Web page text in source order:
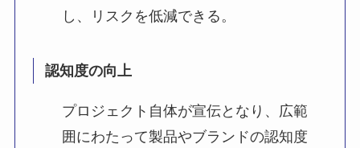
し、リスクを低減できる。
認知度の向上
プロジェクト自体が宣伝となり、広範
囲にわたって製品やブランドの認知度